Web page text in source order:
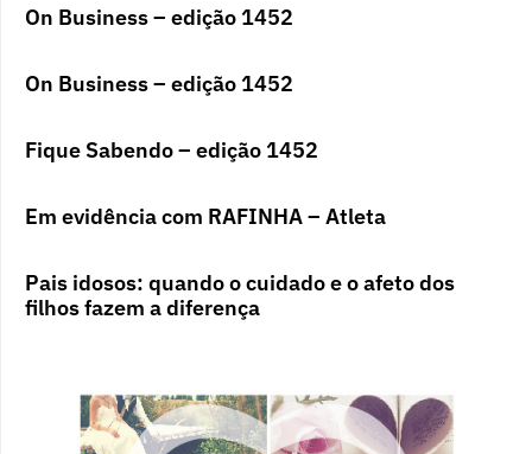
On Business – edição 1452
On Business – edição 1452
Fique Sabendo – edição 1452
Em evidência com RAFINHA – Atleta
Pais idosos: quando o cuidado e o afeto dos
filhos fazem a diferença